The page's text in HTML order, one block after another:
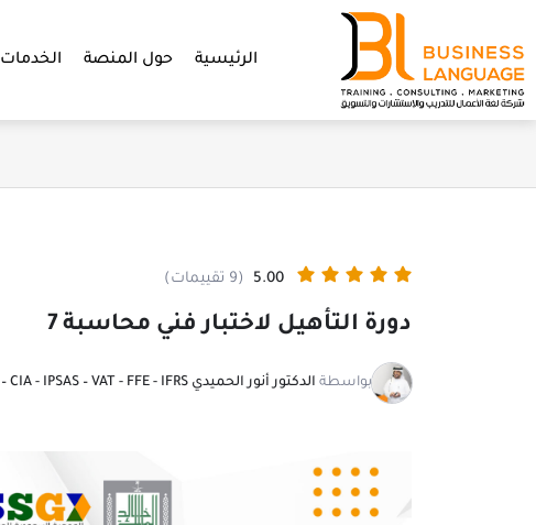
المحتوى
الرئيسية حول المنصة الخدمات
5.00 (9 تقييمات)
دورة التأهيل لاختبار فني محاسبة 7
بواسطة الدكتور أنور الحميدي SOCPA – CIA - IPSAS – VAT - FFE - IFRS